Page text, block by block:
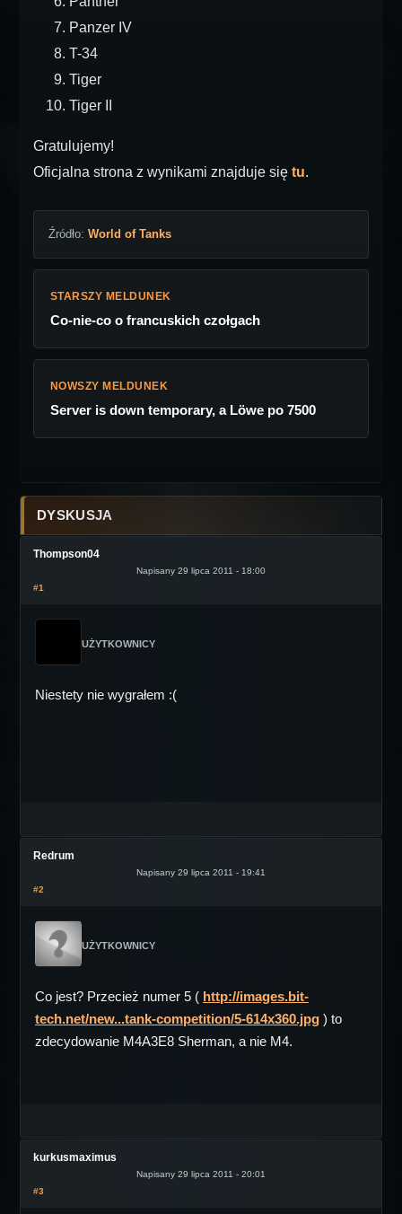
Panzer IV
T-34
Tiger
Tiger II
Gratulujemy!
Oficjalna strona z wynikami znajduje się tu.
Źródło: World of Tanks
STARSZY MELDUNEK
Co-nie-co o francuskich czołgach
NOWSZY MELDUNEK
Server is down temporary, a Löwe po 7500
DYSKUSJA
Thompson04
Napisany 29 lipca 2011 - 18:00
#1
UŻYTKOWNICY
Niestety nie wygrałem :(
Redrum
Napisany 29 lipca 2011 - 19:41
#2
UŻYTKOWNICY
Co jest? Przecież numer 5 ( http://images.bit-
tech.net/new...tank-competition/5-614x360.jpg ) to
zdecydowanie M4A3E8 Sherman, a nie M4.
kurkusmaximus
Napisany 29 lipca 2011 - 20:01
#3